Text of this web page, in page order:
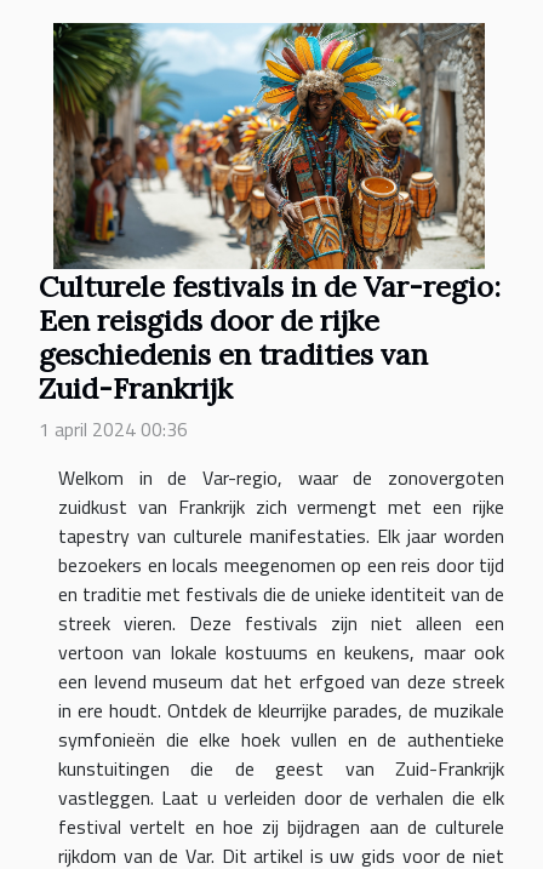
Culturele festivals in de Var-regio:
Een reisgids door de rijke
geschiedenis en tradities van
Zuid-Frankrijk
1 april 2024 00:36
Welkom in de Var-regio, waar de zonovergoten
zuidkust van Frankrijk zich vermengt met een rijke
tapestry van culturele manifestaties. Elk jaar worden
bezoekers en locals meegenomen op een reis door tijd
en traditie met festivals die de unieke identiteit van de
streek vieren. Deze festivals zijn niet alleen een
vertoon van lokale kostuums en keukens, maar ook
een levend museum dat het erfgoed van deze streek
in ere houdt. Ontdek de kleurrijke parades, de muzikale
symfonieën die elke hoek vullen en de authentieke
kunstuitingen die de geest van Zuid-Frankrijk
vastleggen. Laat u verleiden door de verhalen die elk
festival vertelt en hoe zij bijdragen aan de culturele
rijkdom van de Var. Dit artikel is uw gids voor de niet